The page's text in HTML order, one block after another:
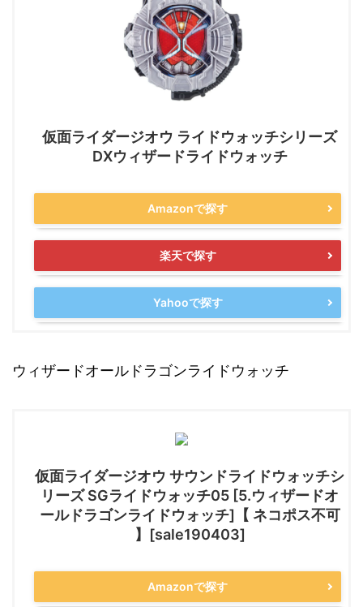
仮面ライダージオウ ライドウォッチシリーズ
DXウィザードライドウォッチ
Amazonで探す
楽天で探す
Yahooで探す
ウィザードオールドラゴンライドウォッチ
仮面ライダージオウ サウンドライドウォッチシ
リーズ SGライドウォッチ05 [5.ウィザードオ
ールドラゴンライドウォッチ]【 ネコポス不可
】[sale190403]
Amazonで探す